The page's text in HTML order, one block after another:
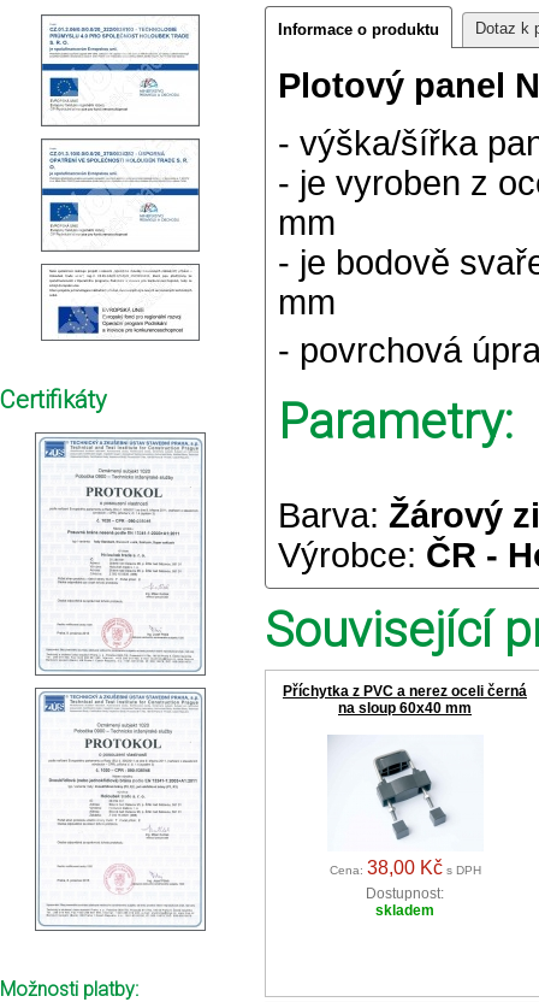
Informace o produktu Dotaz k
Plotový panel
- výška/šířka
- je vyroben z
mm
- je bodově
mm
- povrchová
Parametry:
Barva: Žárový
Výrobce: ČR -
Související
Příchytka z PVC a nerez oceli černá
na sloup 60x40 mm
Cena: 38,00 Kčs DPH
Dostupnost:
skladem
Certifikáty
Možnosti platby: